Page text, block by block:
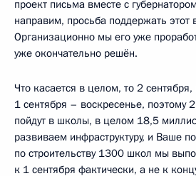
проект письма вместе с
направим, просьба поддержать этот
Организационно мы его уже
уже окончательно решён.
Что касается в целом, то 2
1 сентября – воскресенье, поэтому
пойдут в школы, в целом 18,5
развиваем инфраструктуру, и Ваше
по строительству 1300 школ мы
к 1 сентября фактически, а не к